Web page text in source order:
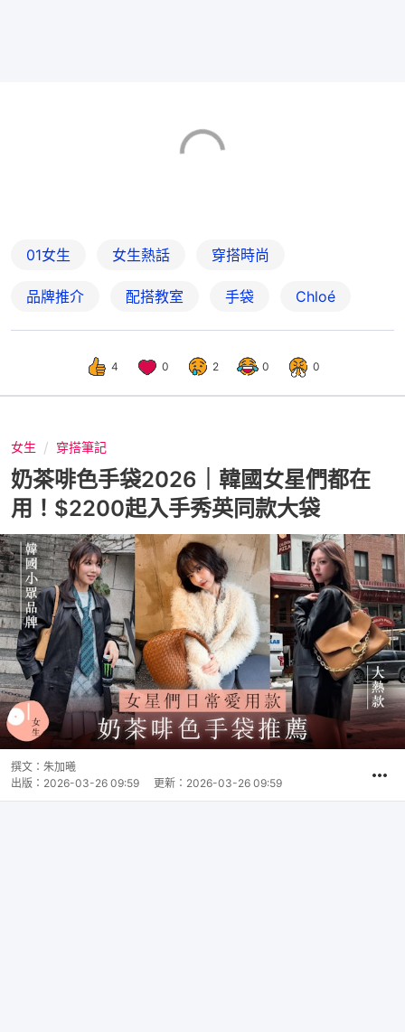
01女生 女生熱話 穿搭時尚
品牌推介 配搭教室 手袋 Chloé
4 0 2 0 0
女生 穿搭筆記
奶茶啡色手袋2026｜韓國女星們都在
用！$2200起入手秀英同款大袋
撰文： 朱加曦
出版： 2026-03-26 09:59 更新： 2026-03-26 09:59